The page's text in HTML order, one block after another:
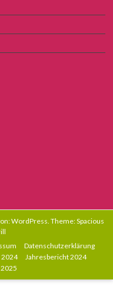
WordPress. Theme: Spacious
Datenschutzerklärung
Jahresbericht 2024